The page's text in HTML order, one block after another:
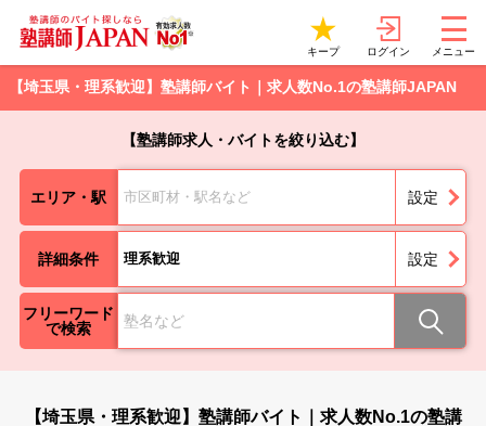
キープ ログイン メニュー
【埼玉県・理系歓迎】塾講師バイト｜求人数No.1の塾講師JAPAN
【塾講師求人・バイトを絞り込む】
エリア・駅 市区町材・駅名など 設定
詳細条件 理系歓迎 設定
フリーワード
で検索
【埼玉県・理系歓迎】塾講師バイト｜求人数No.1の塾講